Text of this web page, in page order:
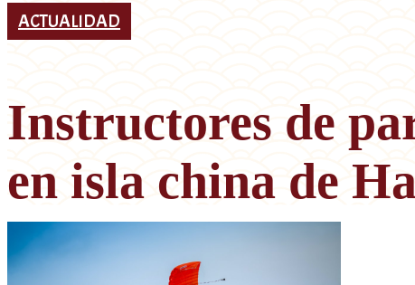
ACTUALIDAD
Instructores de
en isla china de